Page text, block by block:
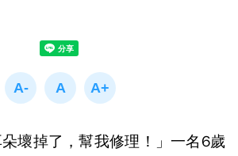
朵壞掉了，幫我修理！」一名6歲